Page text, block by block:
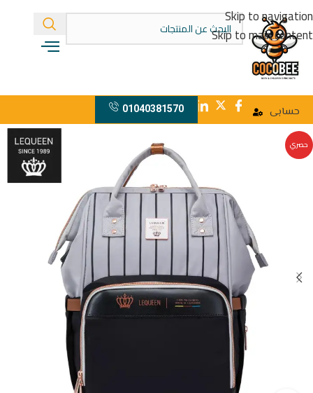
Skip to navigation
Skip to main content
حسابى 01040381570
حصري